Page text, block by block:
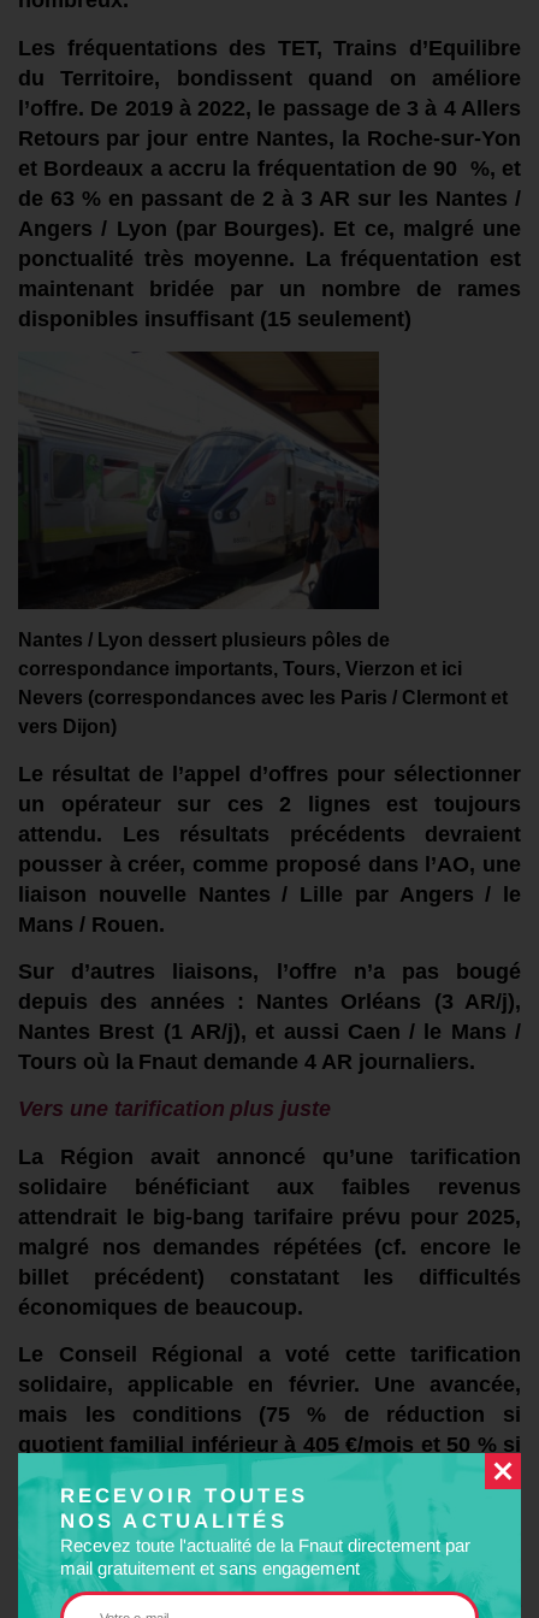
RECEVOIR TOUTES
NOS ACTUALITÉS
Recevez toute l'actualité de la Fnaut directement par
mail gratuitement et sans engagement
Les fréquentations des TET,Trains d’Equilibre
du Territoire, bondissent quand on améliore
l’offre. De 2019 à 2022, le passage de 3 à 4 Allers
Retours par jour entre Nantes, la Roche-sur-Yon
et Bordeaux a accru la fréquentation de 90 %, et
de 63 % en passant de 2 à 3 AR sur les Nantes /
Angers / Lyon (par Bourges). Et ce, malgré une
ponctualité très moyenne. La fréquentation est
maintenant bridée par un nombre de rames
disponibles insuffisant (15 seulement)
Nantes / Lyon dessert plusieurs pôles de
correspondance importants, Tours, Vierzon et ici
Nevers (correspondances avec les Paris / Clermont et
vers Dijon)
Le résultat de l’appel d’offres pour sélectionner
un opérateur sur ces 2 lignes esttoujours
attendu. Les résultats précédents devraient
pousser à créer, comme proposé dans l’AO, une
liaison nouvelle Nantes / Lille par Angers / le
Mans / Rouen.
Sur d’autres liaisons, l’offre n’a pas bougé
depuis des années : Nantes Orléans (3 AR/j),
Nantes Brest (1 AR/j), et aussi Caen / le Mans /
Tours où la Fnaut demande 4 AR journaliers.
Vers une tarification plus juste
La Région avait annoncé qu’une tarification
solidaire bénéficiant aux faibles revenus
attendrait le big-bang tarifaire prévu pour 2025,
malgré nos demandes répétées (cf. encore le
billet précédent) constatant les difficultés
économiques de beaucoup.
Le Conseil Régional a voté cette tarification
solid aire, applicable en février. Une avancée,
mais les conditions
(75 % de réduction si
quotient familial inférieur à 405 €/mois et 50 % si
inférieur à 810 €/mois),
moins généreuses
qu’ailleurs
SERM/RERàNantes
Les financements au CPERpermettraient la